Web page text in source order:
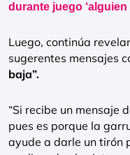
durante juego ‘alguien
Luego, continúa
sugerentes mensajes
baja”.
“Si recibe un mensaje
pues es porque la
ayude a darle un tirón